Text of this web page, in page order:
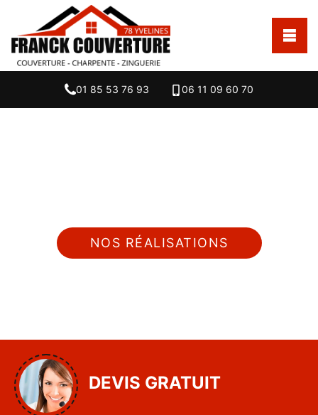
01 85 53 76 93 06 11 09 60 70
NOS RÉALISATIONS
DEVIS GRATUIT